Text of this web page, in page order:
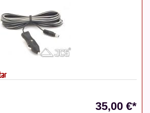
35,00 €*